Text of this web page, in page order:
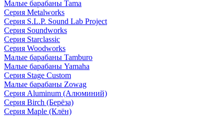
Малые барабаны Tama
Серия Metalworks
Серия S.L.P. Sound Lab Project
Серия Soundworks
Серия Starclassic
Серия Woodworks
Малые барабаны Tamburo
Малые барабаны Yamaha
Серия Stage Custom
Малые барабаны Zowag
Серия Aluminum (Алюминий)
Серия Birch (Берёза)
Серия Maple (Клён)